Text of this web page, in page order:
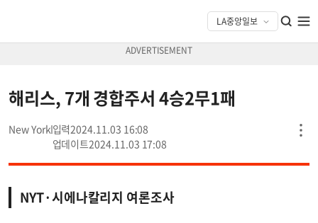
해리스, 7개 경합주서 4승2무1패
New York
2024.11.03 16:08
2024.11.03 17:08
NYT·시에나칼리지 여론조사